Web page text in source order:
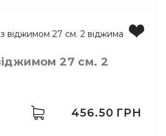
Польша
10 х 40 см
Микрофибра
27 см. 2
456.50 ГРН